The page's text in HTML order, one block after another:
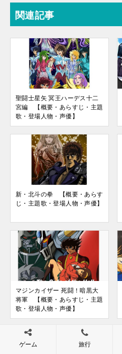
関連記事
聖闘士星矢 冥王ハーデス十二
宮編 【概要・あらすじ・主題
歌・登場人物・声優】
新・北斗の拳 【概要・あらす
じ・主題歌・登場人物・声優】
マジンカイザー 死闘！暗黒大
将軍 【概要・あらすじ・主題
歌・登場人物・声優】
ゲーム 旅行